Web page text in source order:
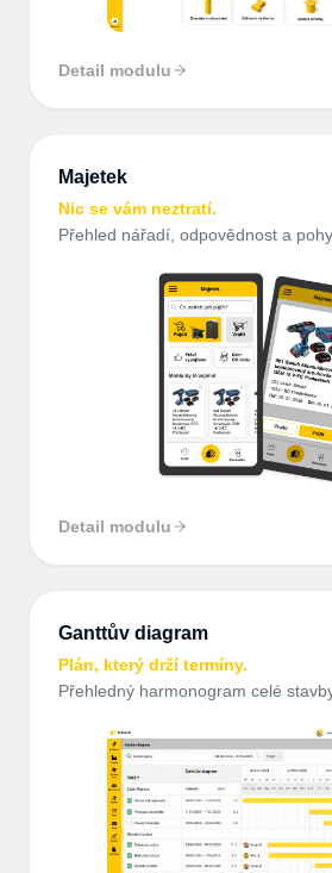
Detail modulu
Majetek
Nic se vám neztratí.
Přehled nářadí, odpovědnost a
Detail modulu
Ganttův diagram
Plán, který drží termíny.
Přehledný harmonogram celé